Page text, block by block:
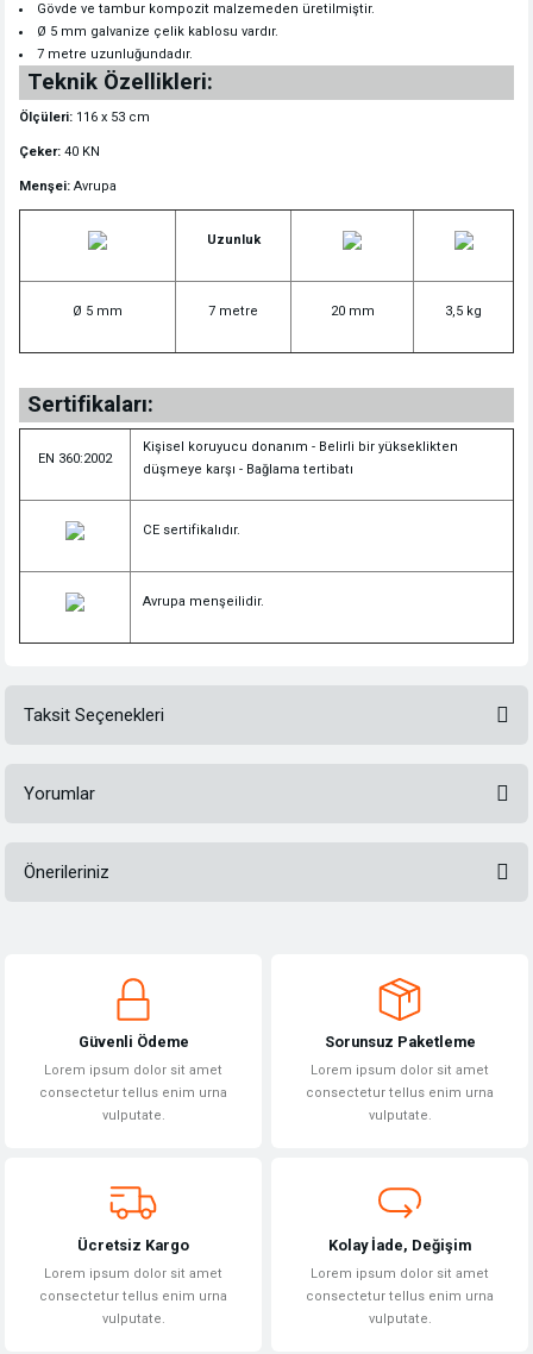
Gövde ve tambur kompozit malzemeden üretilmiştir.
Ø 5 mm galvanize çelik kablosu vardır.
7 metre uzunluğundadır.
Teknik Özellikleri:
Ölçüleri: 116 x 53 cm
Çeker: 40 KN
Menşei: Avrupa
Uzunluk
Ø 5 mm 7 metre 20 mm 3,5 kg
Sertifikaları:
EN 360:2002
Kişisel koruyucu donanım - Belirli bir yükseklikten
düşmeye karşı - Bağlama tertibatı
CE sertifikalıdır.
Avrupa menşeilidir.
Taksit Seçenekleri
Yorumlar
Önerileriniz
Görüş ve önerileriniz için teşekkür ederiz.
Ürün açıklamasında eksik bilgiler bulunuyor.
Ürün bilgilerinde hatalar bulunuyor.
Bu ürüne benzer farklı alternatifler olmalı.
Güvenli Ödeme
Lorem ipsum dolor sit amet
consectetur tellus enim urna
vulputate.
Sorunsuz Paketleme
Lorem ipsum dolor sit amet
consectetur tellus enim urna
vulputate.
Ücretsiz Kargo
Lorem ipsum dolor sit amet
consectetur tellus enim urna
vulputate.
Kolay İade, Değişim
Lorem ipsum dolor sit amet
consectetur tellus enim urna
vulputate.